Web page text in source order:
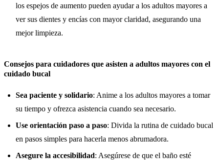
los espejos de aumento pueden ayudar a los adultos mayores a
ver sus dientes y encías con mayor claridad, asegurando una
mejor limpieza.
Consejos para cuidadores que asisten a adultos mayores con el
cuidado bucal
Sea paciente y solidario: Anime a los adultos mayores a tomar
su tiempo y ofrezca asistencia cuando sea necesario.
Use orientación paso a paso: Divida la rutina de cuidado bucal
en pasos simples para hacerla menos abrumadora.
Asegure la accesibilidad: Asegúrese de que el baño esté